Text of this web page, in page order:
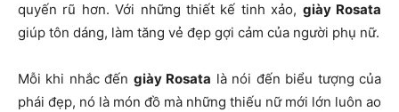
quyến rũ hơn. Với những thiết kế tinh xảo, giày Rosata
giúp tôn dáng, làm tăng vẻ đẹp gợi cảm của người phụ nữ.
Mỗi khi nhắc đến giày Rosata là nói đến biểu tượng của
phái đẹp, nó là món đồ mà những thiếu nữ mới lớn luôn ao